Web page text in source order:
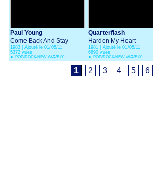
Paul Young
Come Back And Stay
1983 | Ajouté le 01/05/11
5372 vues
► POP/ROCK/NEW WAVE 80
Quarterflash
Harden My Heart
1981 | Ajouté le 01/05/11
6690 vues
► POP/ROCK/NEW WAVE 80
1 2 3 4 5 6